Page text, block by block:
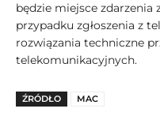
będzie miejsce zdarzenia
przypadku zgłoszenia z
rozwiązania techniczne
telekomunikacyjnych.
ŹRÓDŁO MAC